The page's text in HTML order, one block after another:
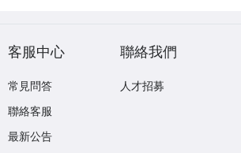
客服中心
常見問答
聯絡客服
最新公告
聯絡我們
人才招募